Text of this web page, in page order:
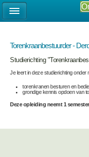
Torenkraanbestuurder -
Studierichting
Je leert in deze studierichting onder
torenkranen besturen en
grondige kennis opdoen van
Deze opleiding neemt 1